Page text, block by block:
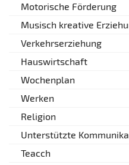
Motorische Förderung
Musisch kreative
Verkehrserziehung
Hauswirtschaft
Wochenplan
Werken
Religion
Unterstützte
Teacch